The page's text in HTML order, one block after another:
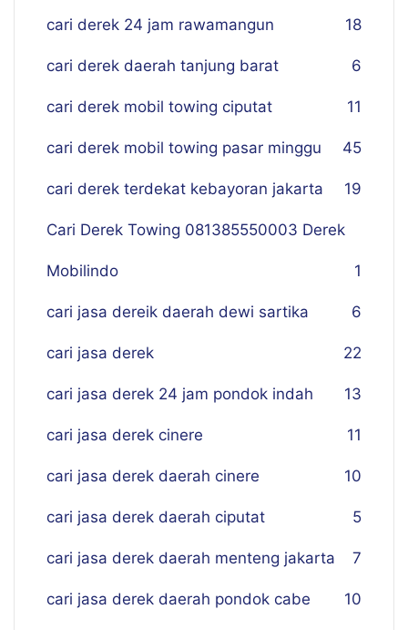
cari derek 24 jam rawamangun 18
cari derek daerah tanjung barat 6
cari derek mobil towing ciputat 11
cari derek mobil towing pasar minggu 45
cari derek terdekat kebayoran jakarta 19
Cari Derek Towing 081385550003 Derek
Mobilindo 1
cari jasa dereik daerah dewi sartika 6
cari jasa derek 22
cari jasa derek 24 jam pondok indah 13
cari jasa derek cinere 11
cari jasa derek daerah cinere 10
cari jasa derek daerah ciputat 5
cari jasa derek daerah menteng jakarta 7
cari jasa derek daerah pondok cabe 10